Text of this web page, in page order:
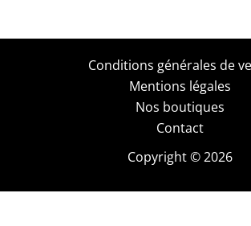
Conditions générales de
Mentions légales
Nos boutiques
Contact
Copyright © 2026